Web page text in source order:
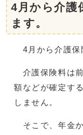
4月から介護
ます。
4月から介護保
介護保険料は
額などが確定す
しません。
そこで、年金